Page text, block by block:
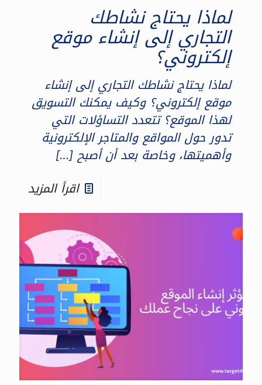
لماذا يحتاج نشاطك
التجاري إلى إنشاء موقع
إلكتروني؟
لماذا يحتاج نشاطك التجاري إلى إنشاء
موقع إلكتروني؟ وكيف يمكنك التسويق
لهذا الموقع؟ تتعدد التساؤلات التي
تدور حول المواقع والمتاجر الإلكترونية
وأهميتها، وخاصة بعد أن أصبح[…]
اقرأ المزيد